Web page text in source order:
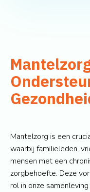
Mantelzorg is een
waarbij familieleden,
mensen met een
zorgbehoefte. Deze
rol in onze